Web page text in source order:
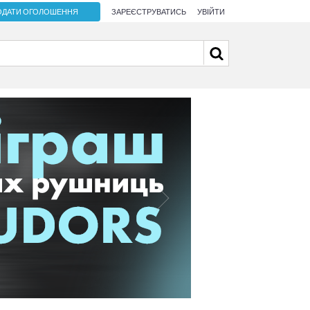
ОГОЛОШЕННЯ ЗАРЕЄСТРУВАТИСЬ УВІЙТИ